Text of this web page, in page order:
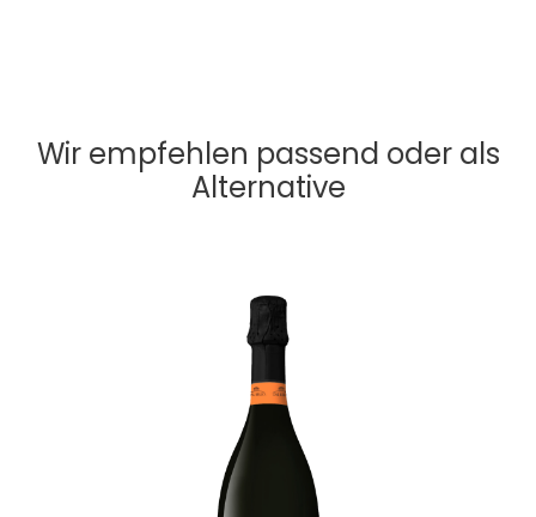
Wir empfehlen passend oder als
Alternative